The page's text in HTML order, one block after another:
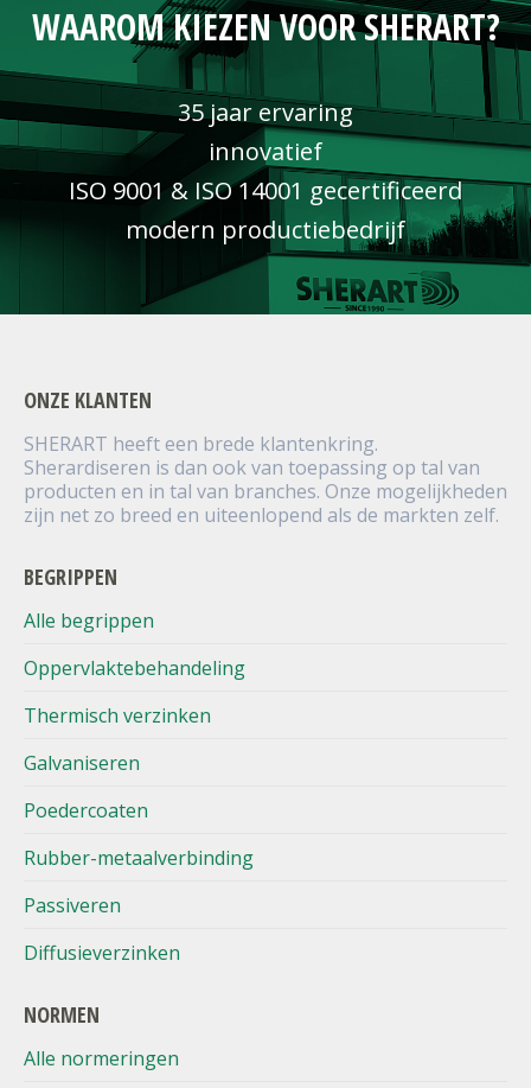
WAAROM KIEZEN VOOR SHERART?
35 jaar ervaring
innovatief
ISO 9001 & ISO 14001 gecertificeerd
modern productiebedrijf
ONZE KLANTEN
SHERART heeft een brede klantenkring.
Sherardiseren is dan ook van toepassing op tal van
producten en in tal van branches. Onze mogelijkheden
zijn net zo breed en uiteenlopend als de markten zelf.
BEGRIPPEN
Alle begrippen
Oppervlaktebehandeling
Thermisch verzinken
Galvaniseren
Poedercoaten
Rubber-metaalverbinding
Passiveren
Diffusieverzinken
NORMEN
Alle normeringen